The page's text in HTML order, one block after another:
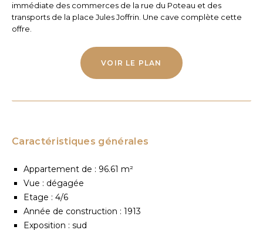
immédiate des commerces de la rue du Poteau et des
transports de la place Jules Joffrin. Une cave complète cette
offre.
VOIR LE PLAN
Caractéristiques générales
Appartement de : 96.61 m²
Vue : dégagée
Etage : 4/6
Année de construction : 1913
Exposition : sud